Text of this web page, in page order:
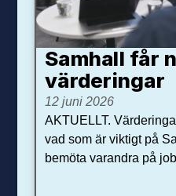
Samhall får
värdering­ar
12 juni 2026
AKTUELLT.
vad som är viktigt på
bemöta varandra på